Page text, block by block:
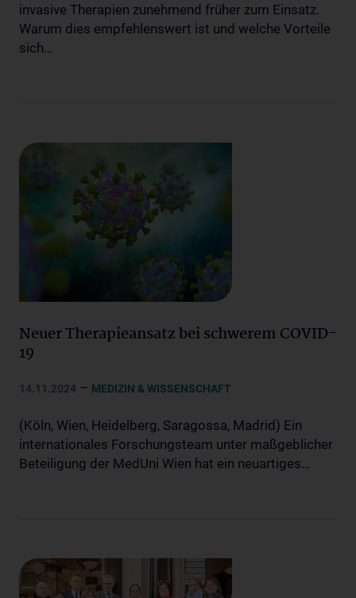
invasive Therapien zunehmend früher zum Einsatz.
Warum dies empfehlenswert ist und welche Vorteile
sich…
Neuer Therapieansatz bei schwerem COVID-
19
14.11.2024 – MEDIZIN & WISSENSCHAFT
(Köln, Wien, Heidelberg, Saragossa, Madrid) Ein
internationales Forschungsteam unter maßgeblicher
Beteiligung der MedUni Wien hat ein neuartiges…